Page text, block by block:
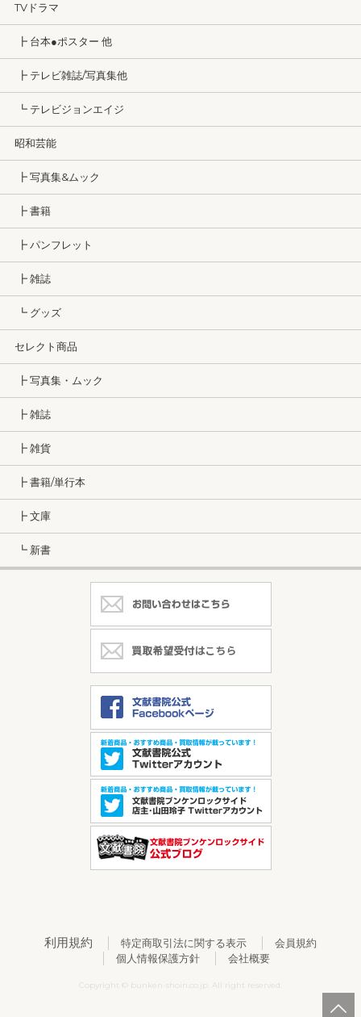
TVドラマ
┣ 台本●ポスター 他
┣ テレビ雑誌/写真集他
┗ テレビジョンエイジ
昭和芸能
┣ 写真集&ムック
┣ 書籍
┣ パンフレット
┣ 雑誌
┗ グッズ
セレクト商品
┣ 写真集・ムック
┣ 雑誌
┣ 雑貨
┣ 書籍/単行本
┣ 文庫
┗ 新書
利用規約 特定商取引法に関する表示
会員規約
個人情報保護方針
会社概要
Copyright © bunken-shoin.co.jp. All right reserved.